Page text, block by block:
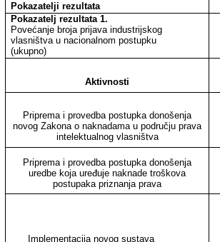
Pokazatelji rezultata
Pokazatelj rezultata 1.
Povećanje broja prijava industrijskog
vlasništva u nacionalnom postupku
(ukupno)
Aktivnosti
Priprema i provedba postupka donošenja
novog Zakona o naknadama u području prava
intelektualnog vlasništva
Priprema i provedba postupka donošenja
uredbe koja uređuje naknade troškova
postupaka priznanja prava
Implementacija novog sustava